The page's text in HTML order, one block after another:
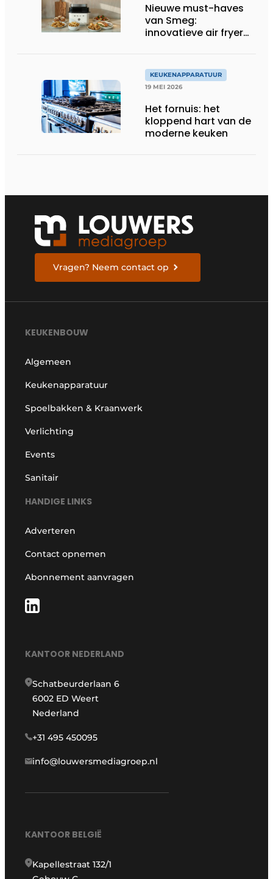
Nieuwe must-haves
van Smeg:
innovatieve air fryer
KEUKENAPPARATUUR
19 MEI 2026
Het fornuis: het
kloppend hart van de
moderne keuken
Vragen? Neem contact op
KEUKENBOUW
Algemeen
Keukenapparatuur
Spoelbakken & Kraanwerk
Verlichting
Events
Sanitair
HANDIGE LINKS
Adverteren
Contact opnemen
Abonnement aanvragen
KANTOOR NEDERLAND
Schatbeurderlaan 6
6002 ED Weert
Nederland
+31 495 450095
info@louwersmediagroep.nl
KANTOOR BELGIË
Kapellestraat 132/1